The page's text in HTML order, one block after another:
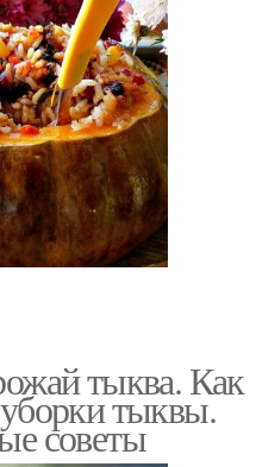
тыква. Как
тыквы.
советы